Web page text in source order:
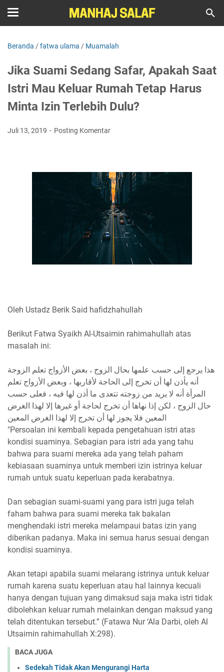
Beranda /fatwa ulama / Muamalah
Jika Suami Sedang Safar, Apakah Saat
Istri Mau Keluar Rumah Tetap Harus
Minta Izin Terlebih Dulu?
Juli 13, 2019 Posting Komentar
Oleh Ustadz Berik Said hafidzhahullah
Berikut Fatwa Syaikh Al-Utsaimin rahimahullah atas
masalah ini:
هذا يرجع إلى حسب علمها بحال الزوج ، بعض الأزواج تعلم الزوجة
أنه يأذن لها أن تخرج إلى الحاجة لأقاربها ، وبعض الأزواج تعلم
المرأة أنه لا يريد من زوجته تتعدى ما أذن لها فيه ، فعلى حسب
حال الزوج ، لكن إذا نهاها أن تخرج لحاجة أو غيرها إلا لهذا الغرض
المعين فلا يجوز لها أن تخرج إلا لهذا الغرض المعين
"Persoalan ini kembali kepada pengetahuan istri atas
kondisi suaminya. Sebagian para istri ada yang tahu
bahwa para suami mereka ada yang telah paham
kebiasaan suaminya untuk memberi izin istrinya keluar
rumah untuk suatu keperluan pada kerabatnya.
Dan sebagian suami-suami yang para istri juga telah
faham bahwa para suami mereka tak bakalan
menghendaki istri mereka melampaui batas izin yang
diberikan padanya. Maka ini semua harus sesuai dengan
kondisi suaminya.
Akan tetapi apabila suami melarang istrinya untuk keluar
rumah karena suatu keperluan atau hal lainnya kecuali
hanya dengan tujuan yang dimaksud saja maka istri tidak
dibolehkan keluar rumah melainkan dengan maksud yang
telah ditentukan tersebut.” (Fatawa Nur ‘Ala Darbi, oleh Al
Utsaimin rahimahullah X:298).
BACA JUGA
Sedekah Tidak Akan Mengurangi Harta